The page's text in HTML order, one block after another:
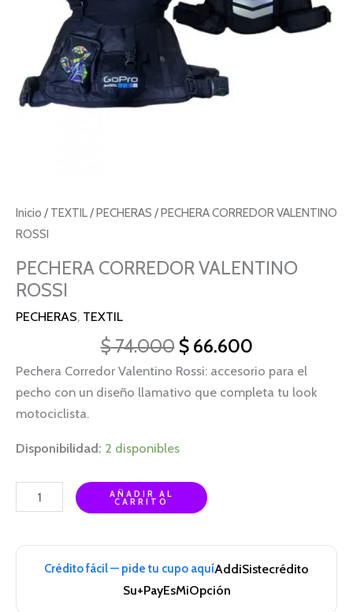
Inicio / TEXTIL/PECHERAS / PECHERA CORREDOR VALENTINO
ROSSI
PECHERA CORREDOR VALENTINO
ROSSI
PECHERAS, TEXTIL
$74.000 $66.600
Pechera Corredor Valentino Rossi: accesorio para el
pecho con un diseño llamativo que completa tu look
motociclista.
Disponibilidad: 2 disponibles
AÑADIR AL
CARRITO
Crédito fácil — pide tu cupo aquíAddiSistecrédito
Su+PayEsMiOpción